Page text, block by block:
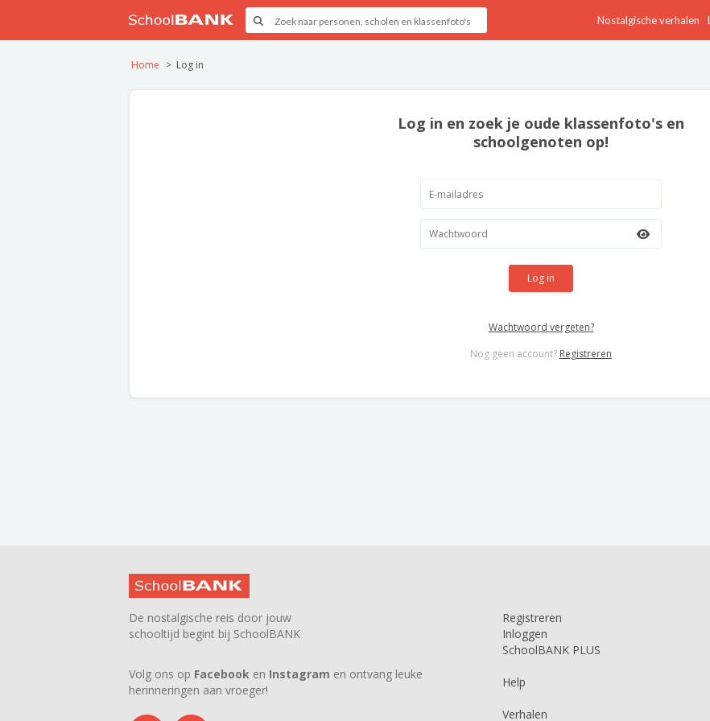
Nostalgische verhalen
Home Log in
Log in en zoek je oude klassenfoto's en
schoolgenoten op!
Log in
Wachtwoord vergeten?
Nog geen account? Registreren
De nostalgische reis door jouw
schooltijd begint bij SchoolBANK
Volg ons op Facebook en Instagram en ontvang leuke
herinneringen aan vroeger!
Registreren
Inloggen
SchoolBANK PLUS
Help
Verhalen